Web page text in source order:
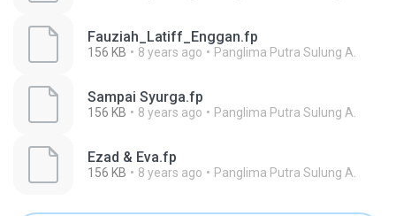
Fauziah_Latiff_Enggan.fp
156 KB 8 years ago Panglima Putra Sulung A.
Sampai Syurga.fp
156 KB 8 years ago Panglima Putra Sulung A.
Ezad & Eva.fp
156 KB 8 years ago Panglima Putra Sulung A.